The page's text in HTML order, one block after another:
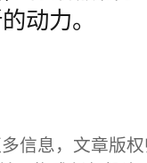
动力。
信息，文章版